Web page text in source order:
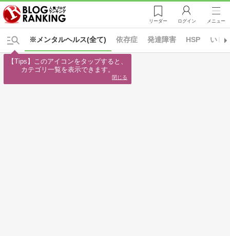
リーダー ログイン メニュー
※メンタルヘルス(全て) 依存症 発達障害 HSP いじ
【Tips】このアイコンをタップすると、
カテゴリ一覧を表示できます。
閉じる